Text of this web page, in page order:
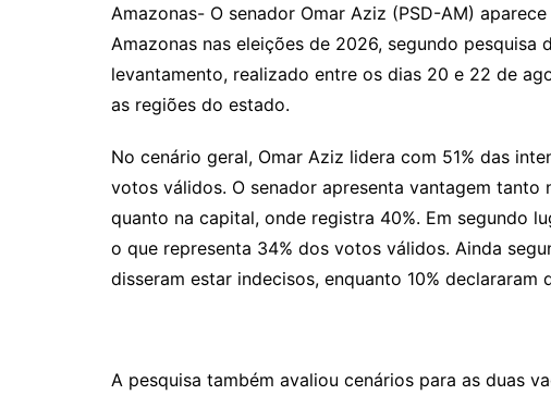
Amazonas- O senador Omar Aziz (PSD-AM)
Amazonas nas eleições de 2026, segundo pesquisa
levantamento, realizado entre os dias 20 e 22 de
as regiões do estado.
No cenário geral, Omar Aziz lidera com 51% das
votos válidos. O senador apresenta vantagem tanto
quanto na capital, onde registra 40%. Em segundo
o que representa 34% dos votos válidos. Ainda
disseram estar indecisos, enquanto 10%
A pesquisa também avaliou cenários para as duas